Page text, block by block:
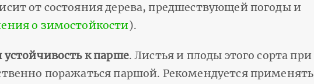
от состояния дерева, предшествующей погоды и
о зимостойкости).
устойчивость к парше. Листья и плоды этого сорта при
поражаться паршой. Рекомендуется применять